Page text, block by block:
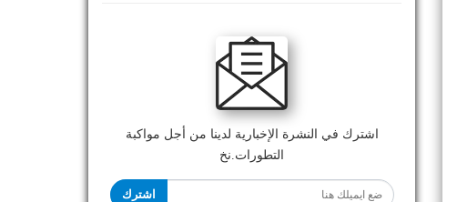
اشترك في النشرة الإخبارية لدينا من أجل مواكبة
التطورات.نخ
اشترك